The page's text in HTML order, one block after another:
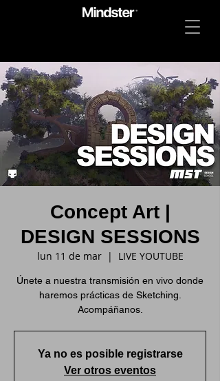
Concept Art |
DESIGN SESSIONS
lun 11 de mar
  |
LIVE YOUTUBE
Únete a nuestra transmisión en vivo donde
haremos prácticas de Sketching.
Acompáñanos.
Ya no es posible registrarse
Ver otros eventos